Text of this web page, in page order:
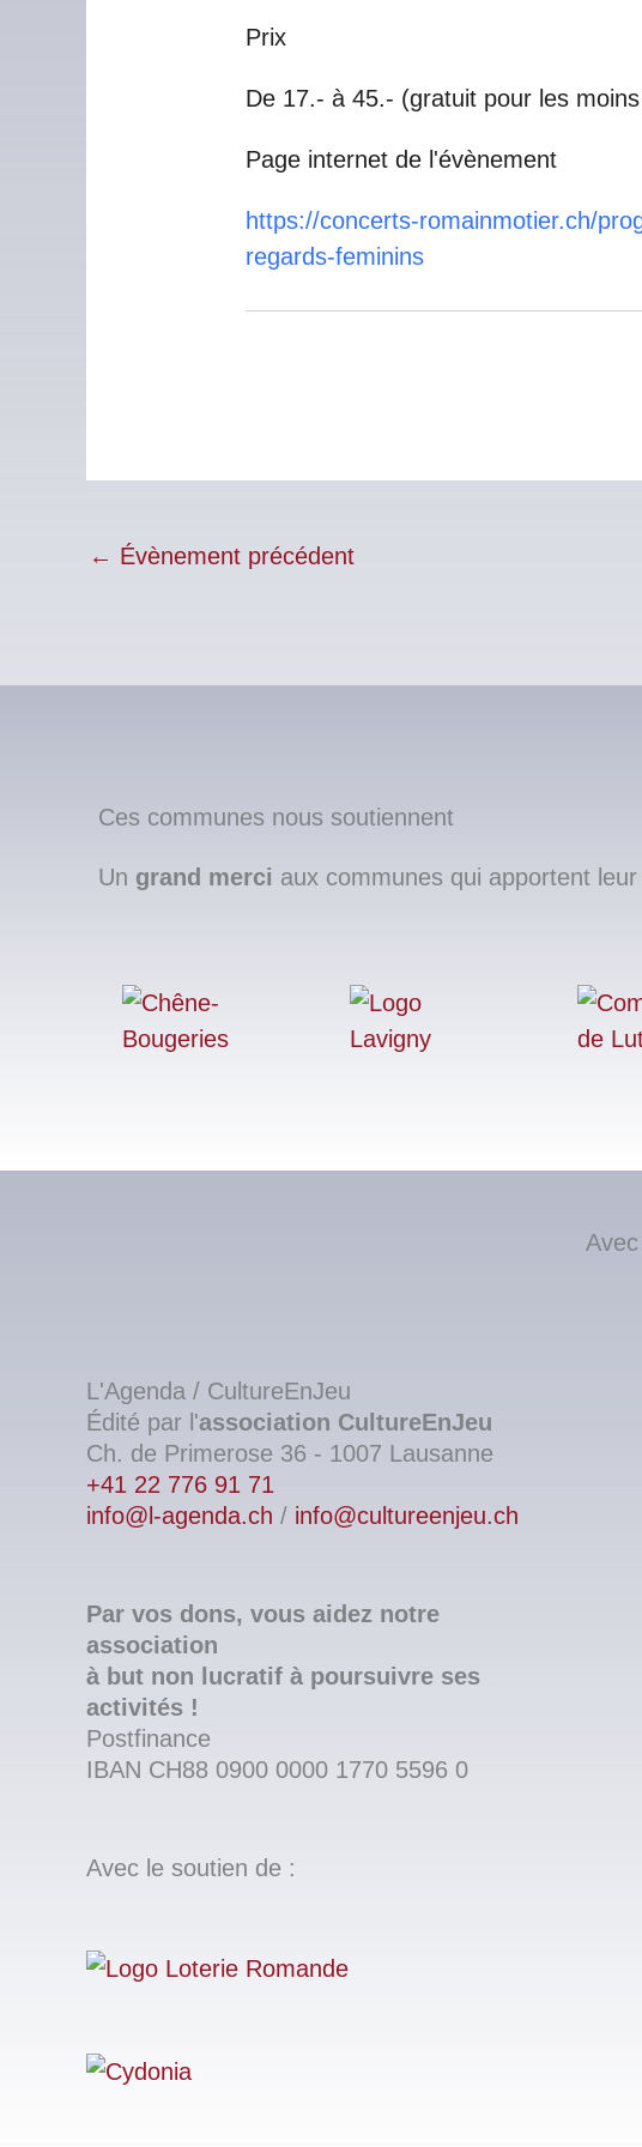
Prix
De 17.- à 45.- (gratuit pour les
Page internet de l'évènement
https://concerts-romainmotier.ch/
regards-feminins
← Évènement précédent
Ces communes nous soutiennent
Un grand merci aux communes qui apportent leur
L'Agenda / CultureEnJeu
Édité par l'association CultureEnJeu
Ch. de Primerose 36 - 1007 Lausanne
+41 22 776 91 71
info@l-agenda.ch / info@cultureenjeu.ch
Par vos dons, vous aidez notre
association
à but non lucratif à poursuivre ses
activités !
Postfinance
IBAN CH88 0900 0000 1770 5596 0
Avec le soutien de :